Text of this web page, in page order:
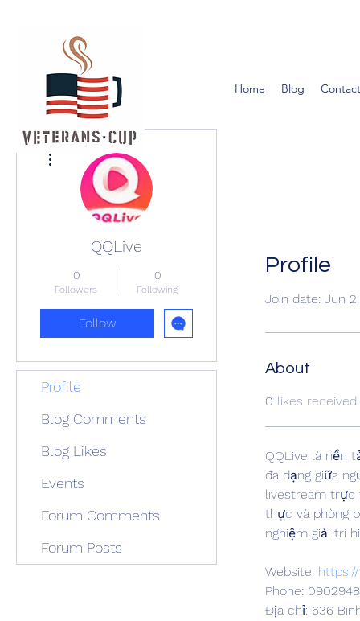
Home Blog
Profile
Join date: Jun
About
0 likes received
QQLive là nền
đa dạng giữa
livestream trực
thực và phòng
nghiệm giải trí
Website:
Phone:
Địa chỉ: 636
QQLive
0
Followers
0
Following
Follow
Profile
Blog Comments
Blog Likes
Events
Forum Comments
Forum Posts